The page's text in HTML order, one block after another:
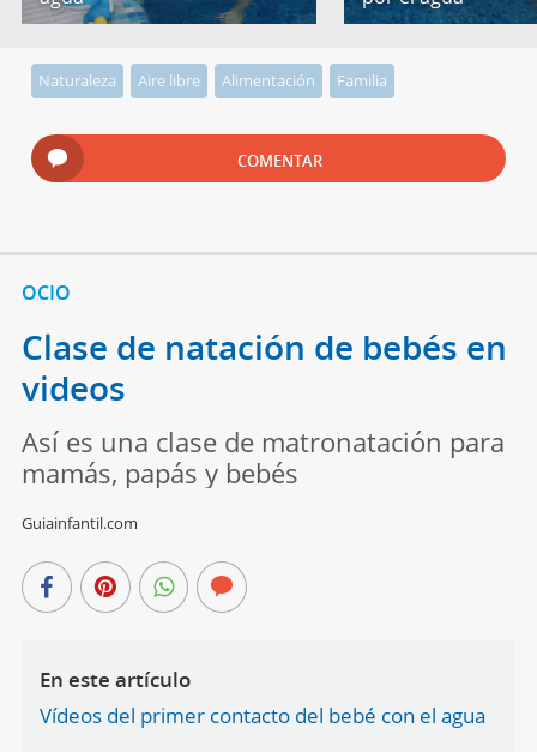
Naturaleza Aire libre Alimentación Familia
COMENTAR
OCIO
Clase de natación de bebés en
videos
Así es una clase de matronatación para
mamás, papás y bebés
Guiainfantil.com
En este artículo
Vídeos del primer contacto del bebé con el agua